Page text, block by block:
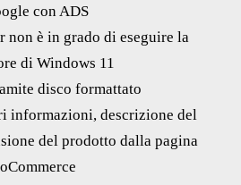
con ADS
non è in grado di eseguire la
di Windows 11
disco formattato
informazioni, descrizione del
del prodotto dalla pagina